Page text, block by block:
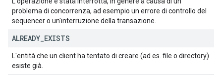
problema di concorrenza, ad esempio un errore di controllo del
sequencer o un'interruzione della transazione.
ALREADY EXISTS
L'entità che un client ha tentato di creare (ad es. file o directory)
esiste già.